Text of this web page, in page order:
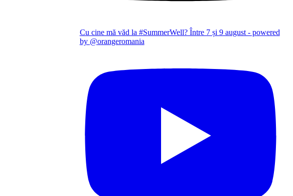
Cu cine mă văd la #SummerWell? Între 7 și 9 august - powered
by @orangeromania